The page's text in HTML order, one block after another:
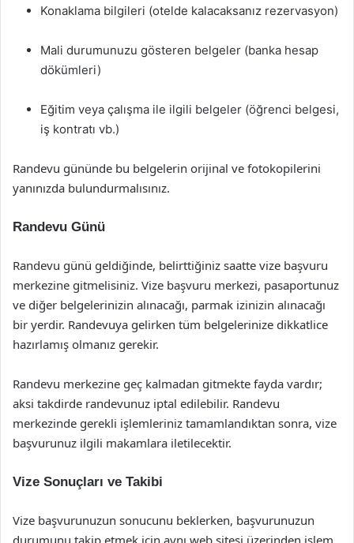
Konaklama bilgileri (otelde kalacaksanız rezervasyon)
Mali durumunuzu gösteren belgeler (banka hesap
dökümleri)
Eğitim veya çalışma ile ilgili belgeler (öğrenci belgesi,
iş kontratı vb.)
Randevu gününde bu belgelerin orijinal ve fotokopilerini
yanınızda bulundurmalısınız.
Randevu Günü
Randevu günü geldiğinde, belirttiğiniz saatte vize başvuru
merkezine gitmelisiniz. Vize başvuru merkezi, pasaportunuz
ve diğer belgelerinizin alınacağı, parmak izinizin alınacağı
bir yerdir. Randevuya gelirken tüm belgelerinize dikkatlice
hazırlamış olmanız gerekir.
Randevu merkezine geç kalmadan gitmekte fayda vardır;
aksi takdirde randevunuz iptal edilebilir. Randevu
merkezinde gerekli işlemleriniz tamamlandıktan sonra, vize
başvurunuz ilgili makamlara iletilecektir.
Vize Sonuçları ve Takibi
Vize başvurunuzun sonucunu beklerken, başvurunuzun
durumunu takip etmek için aynı web sitesi üzerinden işlem